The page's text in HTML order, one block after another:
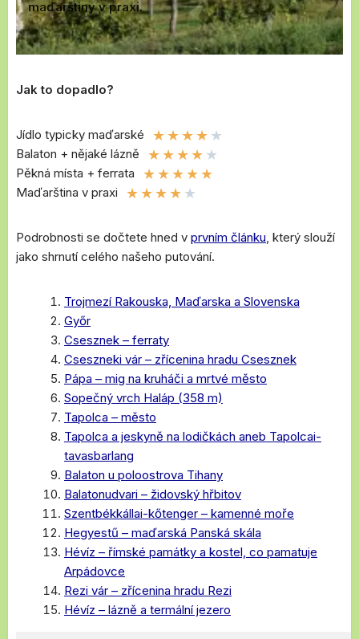
maďarštiny v praxi.
Jak to dopadlo?
Jídlo typicky maďarské ★★★★ ★
Balaton + nějaké lázně ★★★★ ★
Pěkná místa + ferrata ★★★★★
Maďarština v praxi ★★★★ ★
Podrobnosti se dočtete hned v prvním článku, který slouží
jako shrnutí celého našeho putování.
Trojmezí Rakouska, Maďarska a Slovenska
Győr
Csesznek – ferraty
Cseszneki vár – zřícenina hradu Csesznek
Pápa – mig na kruháči a mrtvé město
Sopečný vrch Haláp (358 m)
Tapolca – město
Tapolca a jeskyně na lodičkách aneb Tapolcai-
tavasbarlang
Balaton u poloostrova Tihany
Balatonudvari – židovský hřbitov
Szentbékkállai-kőtenger – kamenné moře
Hegyestű – maďarská Panská skála
Hévíz – římské památky a kostel, co pamatuje
Arpádovce
Rezi vár – zřícenina hradu Rezi
Hévíz – lázně a termální jezero